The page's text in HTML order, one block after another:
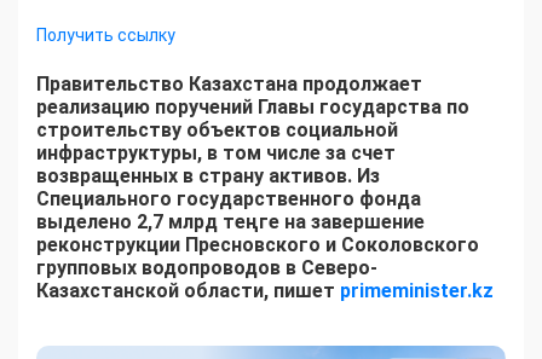
Получить ссылку
Правительство Казахстана продолжает
реализацию поручений Главы государства по
строительству объектов социальной
инфраструктуры, в том числе за счет
возвращенных в страну активов. Из
Специального государственного фонда
выделено 2,7 млрд теңге на завершение
реконструкции Пресновского и Соколовского
групповых водопроводов в Северо-
Казахстанской области, пишет primeminister.kz